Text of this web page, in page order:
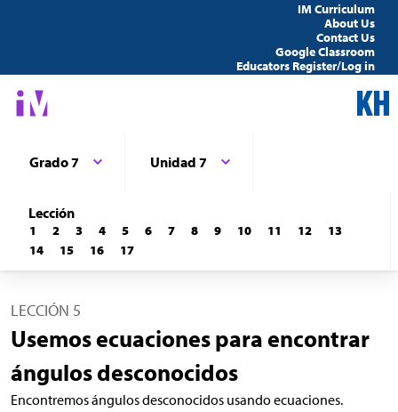
IM Curriculum
About Us
Contact Us
Google Classroom
Educators Register/Log in
Grado 7 Unidad 7
Lección
1 2 3 4 5 6 7 8 9 10 11 12
13
14
15 16 17
LECCIÓN 5
Usemos ecuaciones para encontrar
ángulos desconocidos
Encontremos ángulos desconocidos usando ecuaciones.